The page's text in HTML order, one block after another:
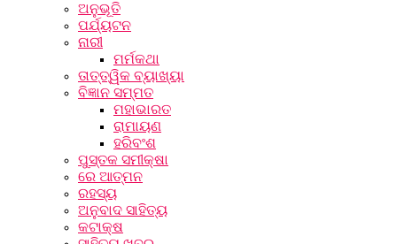
ଅନୁଭୂତି
ପର୍ଯ୍ୟଟନ
ନାରୀ
ମର୍ମକଥା
ତାତ୍ତ୍ୱିକ ବ୍ୟାଖ୍ୟା
ବିଜ୍ଞାନ ସମ୍ମତ
ମହାଭାରତ
ରାମାୟଣ
ହରିବଂଶ
ପୁସ୍ତକ ସମୀକ୍ଷା
ରେ ଆତ୍ମନ
ରହସ୍ୟ
ଅନୁବାଦ ସାହିତ୍ୟ
କଟାକ୍ଷ